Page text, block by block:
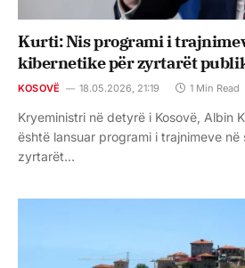
Kurti: Nis programi i
kibernetike për zyrtarët
KOSOVË 18.05.2026, 21:19 1 Min Read
Kryeministri në detyrë i Kosovë, Albin
është lansuar programi i trajnimeve
zyrtarët…